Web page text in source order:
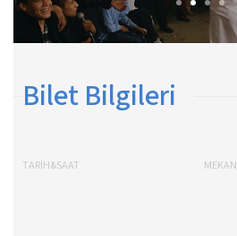
Bilet Bilgileri
TARİH&SAAT MEKAN